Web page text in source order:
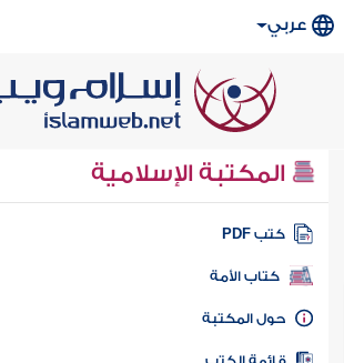
عربي
المكتبة الإسلامية
كتب PDF
كتاب الأمة